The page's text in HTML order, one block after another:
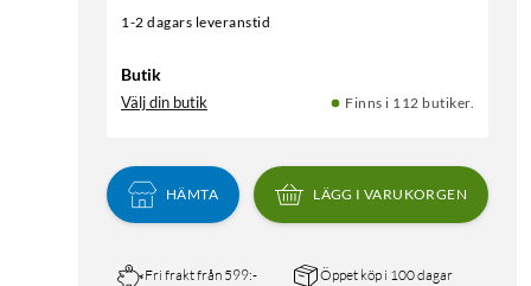
1-2 dagars leveranstid
Butik
Välj din butik Finns i 112 butiker.
HÄMTA LÄGG I VARUKORGEN
Fri frakt från 599:- Öppet köp i 100 dagar